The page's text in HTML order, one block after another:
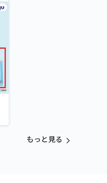
もっと見る